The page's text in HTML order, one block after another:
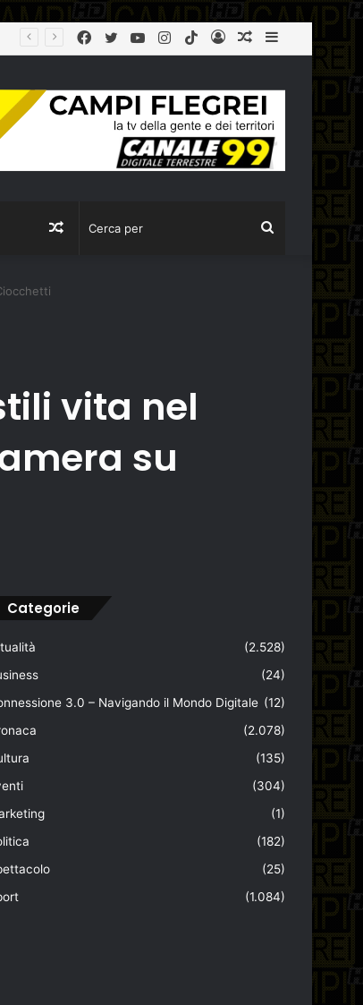
Sidebar
Articolo
Log
TikTok
Instagram
YouTube
Twitter
Facebook
Cerca
Articolo
vita nel
su
Categorie
(2.528)
(24)
3.0 – Navigando il Mondo Digitale (12)
(2.078)
(135)
(304)
(1)
(182)
(25)
(1.084)